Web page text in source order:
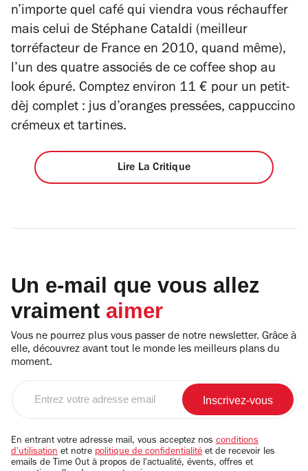
n’importe quel café qui viendra vous réchauffer
mais celui de Stéphane Cataldi (meilleur
torréfacteur de France en 2010, quand même),
l’un des quatre associés de ce coffee shop au
look épuré. Comptez environ 11 € pour un petit-
dèj complet : jus d’oranges pressées, cappuccino
crémeux et tartines.
Lire La Critique
Un e-mail que vous allez
vraiment aimer
Vous ne pourrez plus vous passer de notre newsletter. Grâce à
elle, découvrez avant tout le monde les meilleurs plans du
moment.
email
En entrant votre adresse mail, vous acceptez nos conditions
d'utilisation et notre politique de confidentialité et de recevoir les
emails de Time Out à propos de l'actualité, évents, offres et